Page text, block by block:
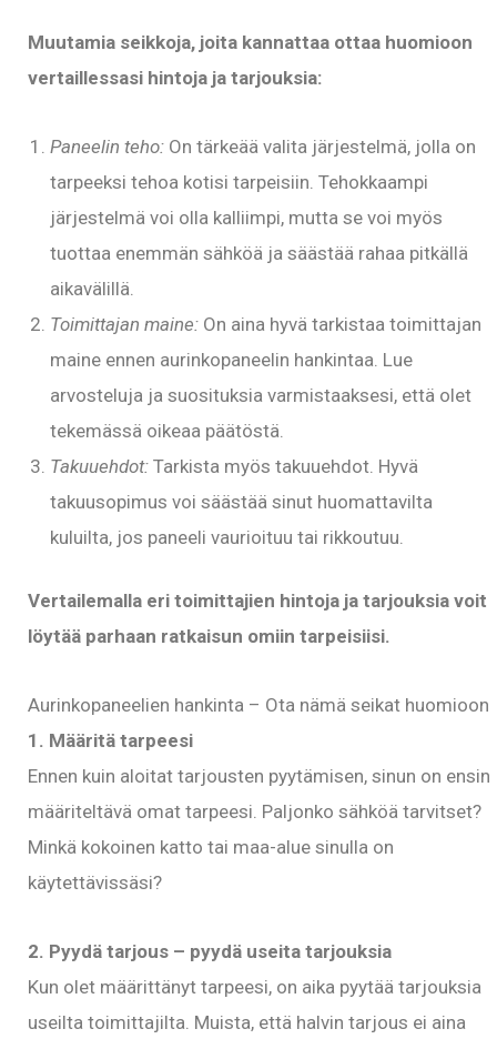
Muutamia seikkoja, joita kannattaa ottaa huomioon
vertaillessasi hintoja ja tarjouksia:
Paneelin teho: On tärkeää valita järjestelmä, jolla on
tarpeeksi tehoa kotisi tarpeisiin. Tehokkaampi
järjestelmä voi olla kalliimpi, mutta se voi myös
tuottaa enemmän sähköä ja säästää rahaa pitkällä
aikavälillä.
Toimittajan maine: On aina hyvä tarkistaa toimittajan
maine ennen aurinkopaneelin hankintaa. Lue
arvosteluja ja suosituksia varmistaaksesi, että olet
tekemässä oikeaa päätöstä.
Takuuehdot: Tarkista myös takuuehdot. Hyvä
takuusopimus voi säästää sinut huomattavilta
kuluilta, jos paneeli vaurioituu tai rikkoutuu.
Vertailemalla eri toimittajien hintoja ja tarjouksia voit
löytää parhaan ratkaisun omiin tarpeisiisi.
Aurinkopaneelien hankinta – Ota nämä seikat huomioon
1. Määritä tarpeesi
Ennen kuin aloitat tarjousten pyytämisen, sinun on ensin
määriteltävä omat tarpeesi. Paljonko sähköä tarvitset?
Minkä kokoinen katto tai maa-alue sinulla on
käytettävissäsi?
2. Pyydä tarjous – pyydä useita tarjouksia
Kun olet määrittänyt tarpeesi, on aika pyytää tarjouksia
useilta toimittajilta. Muista, että halvin tarjous ei aina